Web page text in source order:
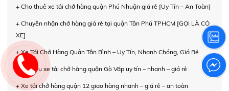
+ Cho thuê xe tải chở hàng quận Phú Nhuận giá rẻ [Uy Tín – An Toàn]
+ Chuyên nhận chở hàng giá rẻ tại quận Tân Phú TPHCM [GỌI LÀ CÓ
XE]
+ Xe Tải Chở Hàng Quận Tân Bình – Uy Tín, Nhanh Chóng, Giá Rẻ
+ Dịch vụ xe tải chở hàng quận Gò Vấp uy tín – nhanh – giá rẻ
+ Xe tải chở hàng quận 12 giao hàng nhanh – giá rẻ – an toàn